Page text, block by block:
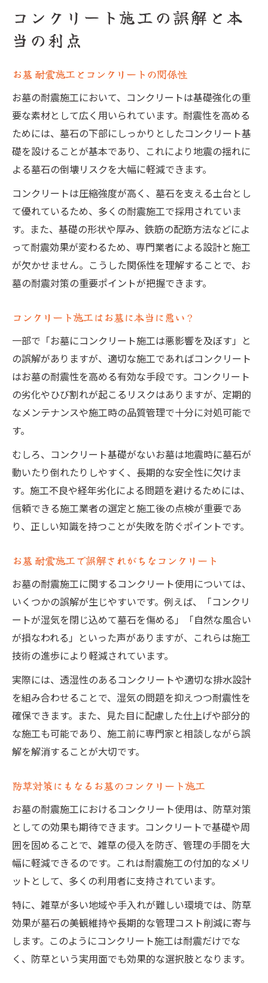
コンクリート施工の誤解と本
当の利点
お墓 耐震施工とコンクリートの関係性
お墓の耐震施工において、コンクリートは基礎強化の重
要な素材として広く用いられています。耐震性を高める
ためには、墓石の下部にしっかりとしたコンクリート基
礎を設けることが基本であり、これにより地震の揺れに
よる墓石の倒壊リスクを大幅に軽減できます。
コンクリートは圧縮強度が高く、墓石を支える土台とし
て優れているため、多くの耐震施工で採用されていま
す。また、基礎の形状や厚み、鉄筋の配筋方法などによ
って耐震効果が変わるため、専門業者による設計と施工
が欠かせません。こうした関係性を理解することで、お
墓の耐震対策の重要ポイントが把握できます。
コンクリート施工はお墓に本当に悪い？
一部で「お墓にコンクリート施工は悪影響を及ぼす」と
の誤解がありますが、適切な施工であればコンクリート
はお墓の耐震性を高める有効な手段です。コンクリート
の劣化やひび割れが起こるリスクはありますが、定期的
なメンテナンスや施工時の品質管理で十分に対処可能で
す。
むしろ、コンクリート基礎がないお墓は地震時に墓石が
動いたり倒れたりしやすく、長期的な安全性に欠けま
す。施工不良や経年劣化による問題を避けるためには、
信頼できる施工業者の選定と施工後の点検が重要であ
り、正しい知識を持つことが失敗を防ぐポイントです。
お墓 耐震施工で誤解されがちなコンクリート
お墓の耐震施工に関するコンクリート使用については、
いくつかの誤解が生じやすいです。例えば、「コンクリ
ートが湿気を閉じ込めて墓石を傷める」「自然な風合い
が損なわれる」といった声がありますが、これらは施工
技術の進歩により軽減されています。
実際には、透湿性のあるコンクリートや適切な排水設計
を組み合わせることで、湿気の問題を抑えつつ耐震性を
確保できます。また、見た目に配慮した仕上げや部分的
な施工も可能であり、施工前に専門家と相談しながら誤
解を解消することが大切です。
防草対策にもなるお墓のコンクリート施工
お墓の耐震施工におけるコンクリート使用は、防草対策
としての効果も期待できます。コンクリートで基礎や周
囲を固めることで、雑草の侵入を防ぎ、管理の手間を大
幅に軽減できるのです。これは耐震施工の付加的なメリ
ットとして、多くの利用者に支持されています。
特に、雑草が多い地域や手入れが難しい環境では、防草
効果が墓石の美観維持や長期的な管理コスト削減に寄与
します。このようにコンクリート施工は耐震だけでな
く、防草という実用面でも効果的な選択肢となります。